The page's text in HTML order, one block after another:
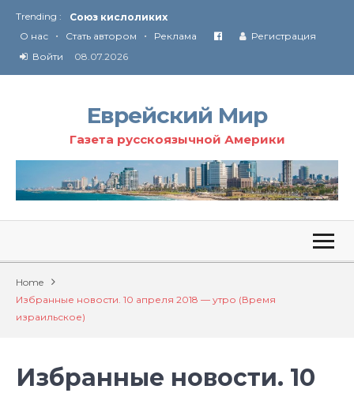
Trending :
Технология Революции в Иране
О нас • Стать автором • Реклама
Регистрация
Войти
08.07.2026
Еврейский Мир
Газета русскоязычной Америки
Home
Избранные новости. 10 апреля 2018 — утро (Время
израильское)
Избранные новости. 10